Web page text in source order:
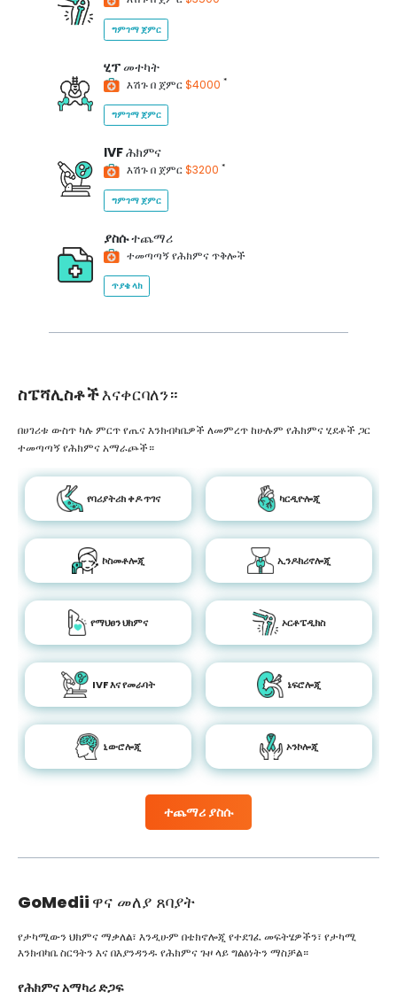
ግምገማ ጀምር
ሂፕመተካት
እሽጉ በ ጀምር$4000 *
ግምገማ ጀምር
IVFሕክምና
እሽጉ በ ጀምር$3200 *
ግምገማ ጀምር
ያስሱተጨማሪ
ተመጣጣኝ የሕክምና ጥቅሎች
ጥያቄ ላክ
ስፔሻሊስቶችእናቀርባለን።
ተጨማሪ ያስሱ
በሀገሪቱ ውስጥ ካሉ ምርጥ የጤና እንክብካቤዎች ለመምረጥ ከሁሉም የሕክምና ሂደቶች ጋር
ተመጣጣኝ የሕክምና አማራጮች።
የባሪያትሪክ ቀዶ ጥገና ካርዲዮሎጂ
ኮስመቶሎጂ ኢንዶክሪኖሎጂ
የማህፀን ህክምና ኦርቶፔዲክስ
IVF እና የመራባት ኔፍሮሎጂ
ኒውሮሎጂ ኦንኮሎጂ
GoMedii ዋና መለያ ጸባያት
የታካሚውን ህክምና ማቃለል፣ እንዲሁም በቴክኖሎጂ የተደገፈ መፍትሄዎችን፣ የታካሚ
እንክብካቤ ስርዓትን እና በእያንዳንዱ የሕክምና ጉዞ ላይ ግልፅነትን ማስቻል።
የሕክምና አማካሪ ድጋፍ